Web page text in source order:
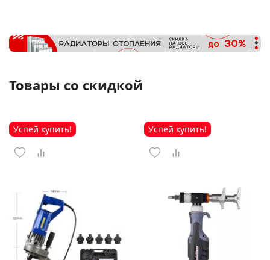
Товары со скидкой
Успей купить! Успей купить!